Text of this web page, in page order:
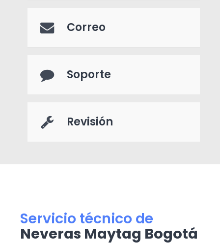
Correo
Soporte
Revisión
Servicio técnico de
Neveras Maytag Bogotá